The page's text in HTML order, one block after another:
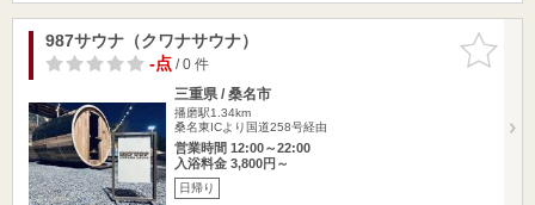
お気に入
りに追加
987サウナ（クワナサウナ）
-点/ 0 件
三重県 / 桑名市
播磨駅1.34km
桑名東ICより国道258号経由
営業時間 12:00～22:00
入浴料金 3,800円～
日帰り